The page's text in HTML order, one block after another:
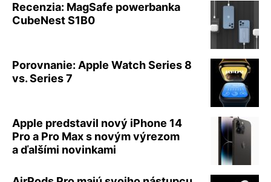
Recenzia: MagSafe powerbanka
CubeNest S1B0
Porovnanie: Apple Watch Series 8
vs. Series 7
Apple predstavil nový iPhone 14
Pro a Pro Max s novým výrezom
a ďalšími novinkami